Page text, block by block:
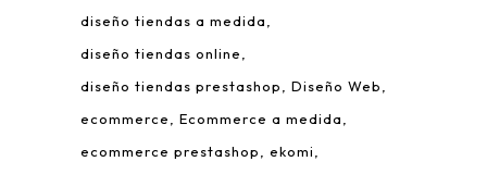
diseño tiendas a medida
diseño tiendas online
diseño tiendas prestashop
Diseño Web
ecommerce
Ecommerce a medida
ecommerce prestashop
ekomi